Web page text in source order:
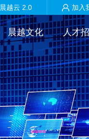
晨越云 2.0 加入
晨越文化 人才